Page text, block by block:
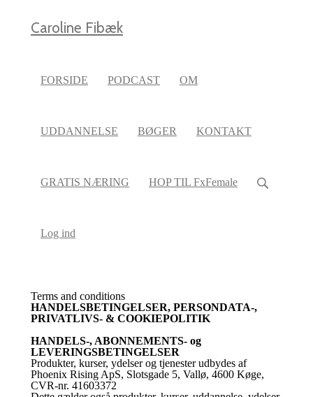
Caroline Fibæk
FORSIDE PODCAST OM
UDDANNELSE BØGER KONTAKT
GRATIS NÆRING HOP TIL FxFemale
Log ind
Terms and conditions
HANDELSBETINGELSER, PERSONDATA-,
PRIVATLIVS- & COOKIEPOLITIK
HANDELS-, ABONNEMENTS- og
LEVERINGSBETINGELSER
Produkter, kurser, ydelser og tjenester udbydes af
Phoenix Rising ApS, Slotsgade 5, Vallø, 4600 Køge,
CVR-nr. 41603372